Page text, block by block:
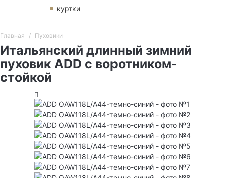
куртки
Главная Пуховики
Итальянский длинный зимний
пуховик ADD с воротником-
стойкой